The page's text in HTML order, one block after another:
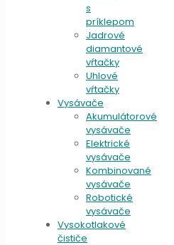
s
príklepom
Jadrové
diamantové
vŕtačky
Uhlové
vŕtačky
Vysávače
Akumulátorové
vysávače
Elektrické
vysávače
Kombinované
vysávače
Robotické
vysávače
Vysokotlakové
čističe